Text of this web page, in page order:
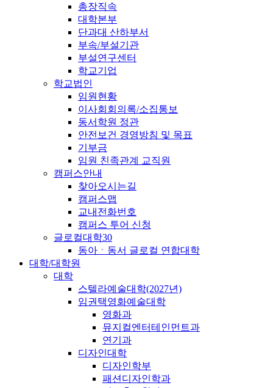
총장직속
대학본부
단과대 산하부서
부속/부설기관
부설연구센터
학교기업
학교법인
임원현황
이사회회의록/소집통보
동서학원 정관
안전보건 경영방침 및 목표
기부금
임원 친족관계 교직원
캠퍼스안내
찾아오시는길
캠퍼스맵
교내전화번호
캠퍼스 투어 신청
글로컬대학30
동아ㆍ동서 글로컬 연합대학
대학/대학원
대학
스텔라예술대학(2027년)
임권택영화예술대학
영화과
뮤지컬엔터테인먼트과
연기과
디자인대학
디자인학부
패션디자인학과